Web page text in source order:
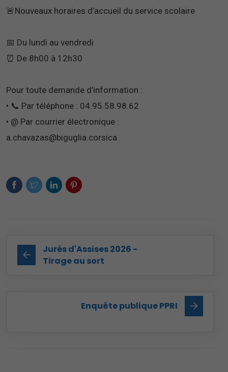
🚨Nouveaux horaires d’accueil du service scolaire
📅 Du lundi au vendredi
⏰ De 8h00 à 12h30
Pour toute demande d’information :
• 📞 Par téléphone : 04.95.58.98.62
• @ Par courrier électronique :
a.chavazas@biguglia.corsica
Jurés d'Assises 2026 -
Tirage au sort
Enquête publique PPRI